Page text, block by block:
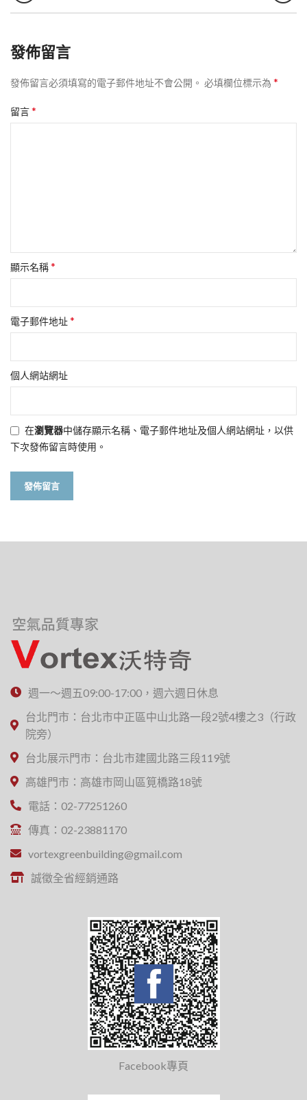
發佈留言
發佈留言必須填寫的電子郵件地址不會公開。 必填欄位標示為 *
留言*
顯示名稱*
電子郵件地址*
個人網站網址
在瀏覽器中儲存顯示名稱、電子郵件地址及個人網站網址，以供
下次發佈留言時使用。
週一～週五09:00-17:00，週六週日休息
台北門市：台北市中正區中山北路一段2號4樓之3（行政
院旁）
台北展示門市：台北市建國北路三段119號
高雄門市：高雄市岡山區筧橋路18號
電話：02-77251260
傳真：02-23881170
vortexgreenbuilding@gmail.com
誠徵全省經銷通路
Facebook專頁